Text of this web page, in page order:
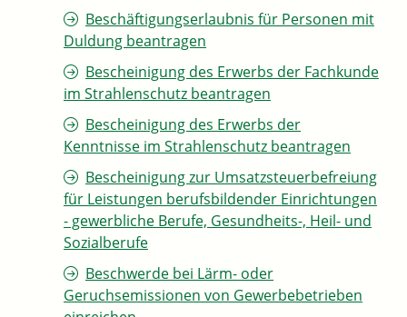
Beschäftigungserlaubnis für Personen mit
Duldung beantragen
Bescheinigung des Erwerbs der Fachkunde
im Strahlenschutz beantragen
Bescheinigung des Erwerbs der
Kenntnisse im Strahlenschutz beantragen
Bescheinigung zur Umsatzsteuerbefreiung
für Leistungen berufsbildender Einrichtungen
- gewerbliche Berufe, Gesundheits-, Heil- und
Sozialberufe
Beschwerde bei Lärm- oder
Geruchsemissionen von Gewerbebetrieben